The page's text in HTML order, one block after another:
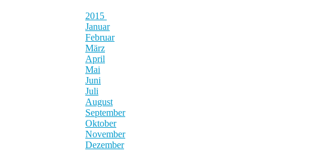
2015
Januar
Februar
März
April
Mai
Juni
Juli
August
September
Oktober
November
Dezember